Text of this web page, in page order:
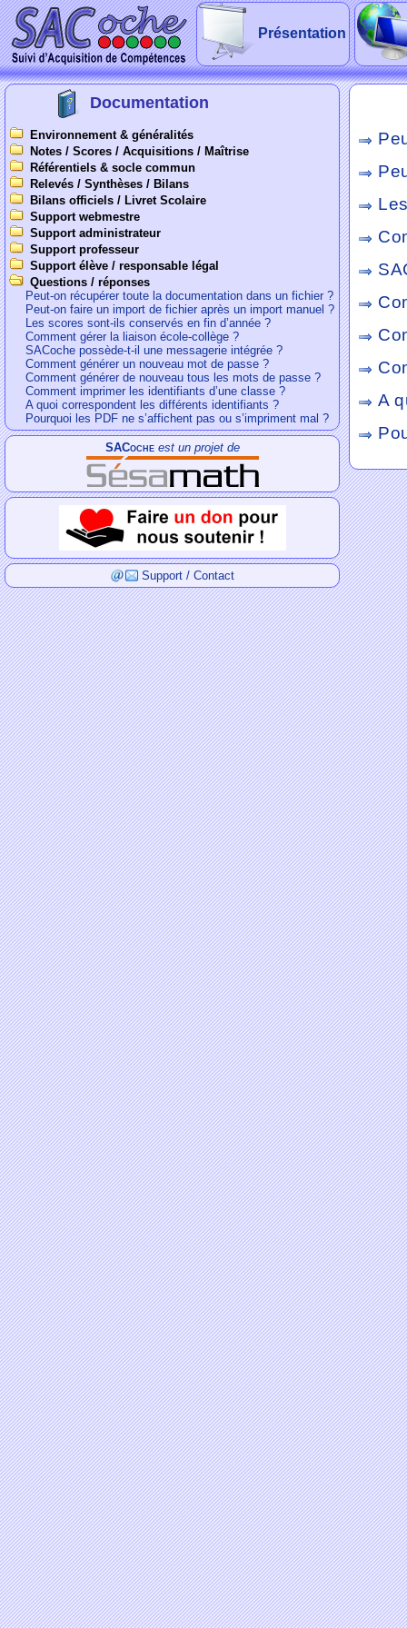
Présentation
Documentation
Environnement & généralités
Notes / Scores / Acquisitions / Maîtrise
Référentiels & socle commun
Relevés / Synthèses / Bilans
Bilans officiels / Livret Scolaire
Support webmestre
Support administrateur
Support professeur
Support élève / responsable légal
Questions / réponses
Peut-on récupérer toute la documentation dans un fichier ?
Peut-on faire un import de fichier après un import manuel ?
Les scores sont-ils conservés en fin d’année ?
Comment gérer la liaison école-collège ?
SACoche possède-t-il une messagerie intégrée ?
Comment générer un nouveau mot de passe ?
Comment générer de nouveau tous les mots de passe ?
Comment imprimer les identifiants d’une classe ?
A quoi correspondent les différents identifiants ?
Pourquoi les PDF ne s’affichent pas ou s’impriment mal ?
SACocheest un projet de
Support / Contact
A